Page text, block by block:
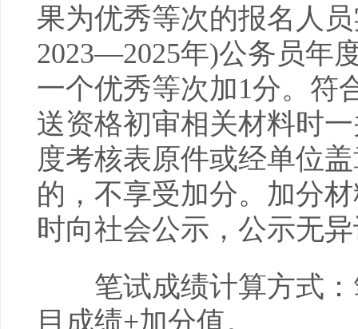
果为优秀等次的报名人
2023—2025年)公务员年
一个优秀等次加1分。符
送资格初审相关材料时
度考核表原件或经单位
的，不享受加分。加分
时向社会公示，公示无
笔试成绩计算方式：
目成绩+加分值。